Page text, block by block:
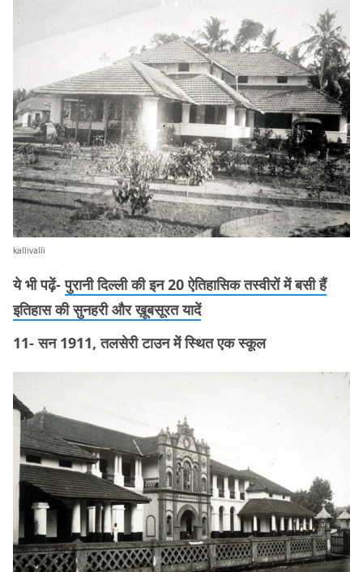
kallivalli
ये भी पढ़ें-पुरानी दिल्ली की इन 20 ऐतिहासिक तस्वीरों में बसी हैं
इतिहास की सुनहरी और ख़ूबसूरत यादें
11- सन 1911, तलसेरी टाउन में स्थित एक स्कूल